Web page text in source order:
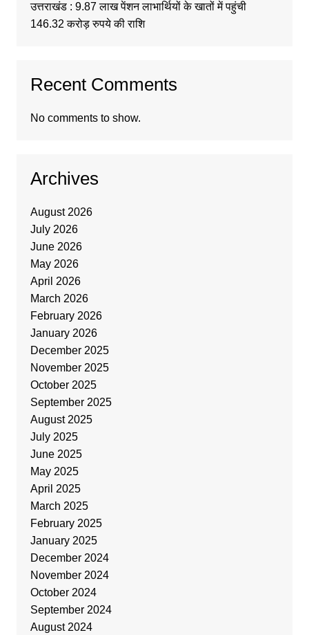
उत्तराखंड : 9.87 लाख पेंशन लाभार्थियों के खातों में पहुंची
146.32 करोड़ रुपये की राशि
Recent Comments
No comments to show.
Archives
August 2026
July 2026
June 2026
May 2026
April 2026
March 2026
February 2026
January 2026
December 2025
November 2025
October 2025
September 2025
August 2025
July 2025
June 2025
May 2025
April 2025
March 2025
February 2025
January 2025
December 2024
November 2024
October 2024
September 2024
August 2024